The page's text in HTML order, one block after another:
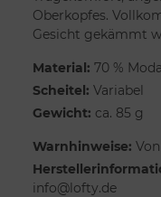
Oberkopfes.
Gesicht gekämmt
Material: 70 %
Scheitel: Variabel
Gewicht: ca. 85 g
Warnhinweise:
info@lofty.de